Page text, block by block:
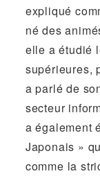
expliqué
né des
elle a étudié
supérieures,
a parlé de
secteur
a également
Japonais »
comme la